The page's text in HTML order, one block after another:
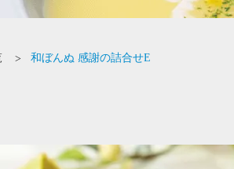
和ぼんぬ 感謝の詰合せE